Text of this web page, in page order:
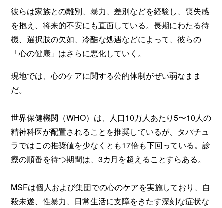
彼らは家族との離別、暴力、差別などを経験し、喪失感
を抱え、将来的不安にも直面している。長期にわたる待
機、選択肢の欠如、冷酷な処遇などによって、彼らの
「心の健康」はさらに悪化していく。
現地では、心のケアに関する公的体制がぜい弱なまま
だ。
世界保健機関（WHO）は、人口10万人あたり5〜10人の
精神科医が配置されることを推奨しているが、タパチュ
ラではこの推奨値を少なくとも17倍も下回っている。診
療の順番を待つ期間は、3カ月を超えることすらある。
MSFは個人および集団での心のケアを実施しており、自
殺未遂、性暴力、日常生活に支障をきたす深刻な症状な